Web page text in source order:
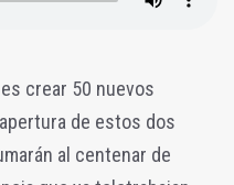
crear 50 nuevos
de estos dos
al centenar de